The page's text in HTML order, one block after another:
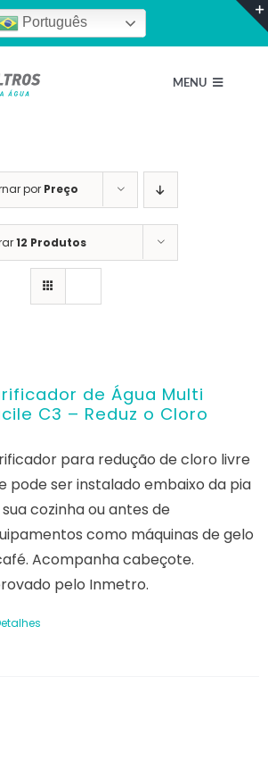
Português
MENU
Nossos Produtos
Blog
por Preço
12 Produtos
de Água Multi
C3 – Reduz o Cloro
para redução de cloro livre
pode ser instalado embaixo da pia
cozinha ou antes de
como máquinas de gelo
Acompanha cabeçote.
pelo Inmetro.